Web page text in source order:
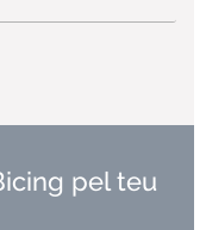
pel teu